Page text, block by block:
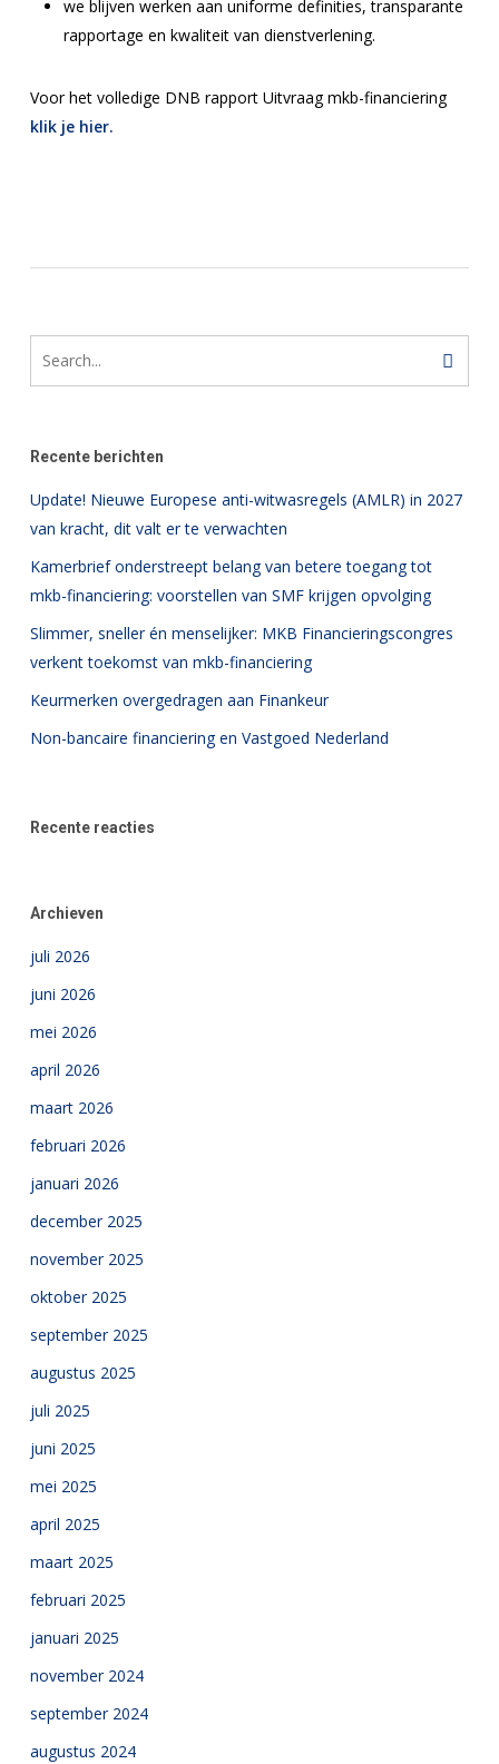
we blijven werken aan uniforme definities, transparante
rapportage en kwaliteit van dienstverlening.
Voor het volledige DNB rapport Uitvraag mkb-financiering
klik je hier.
Recente berichten
Update! Nieuwe Europese anti-witwasregels (AMLR) in 2027
van kracht, dit valt er te verwachten
Kamerbrief onderstreept belang van betere toegang tot
mkb-financiering: voorstellen van SMF krijgen opvolging
Slimmer, sneller én menselijker: MKB Financieringscongres
verkent toekomst van mkb-financiering
Keurmerken overgedragen aan Finankeur
Non-bancaire financiering en Vastgoed Nederland
Recente reacties
Archieven
juli 2026
juni 2026
mei 2026
april 2026
maart 2026
februari 2026
januari 2026
december 2025
november 2025
oktober 2025
september 2025
augustus 2025
juli 2025
juni 2025
mei 2025
april 2025
maart 2025
februari 2025
januari 2025
november 2024
september 2024
augustus 2024